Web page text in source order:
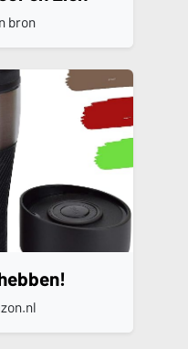
bron